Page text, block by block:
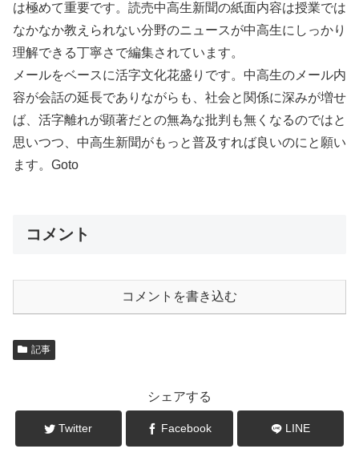
は極めて重要です。読売中高生新聞の紙面内容は授業では
なかなか教えられない分野のニュースが中高生にしっかり
理解できる丁寧さで編集されています。
メールをベースに活字文化花盛りです。中高生のメール内
容が会話の延長でありながらも、社会と関係に深みが増せ
ば、活字離れが顕著だとの無為な批判も無くなるのではと
思いつつ、中高生新聞がもっと普及すれば良いのにと願い
ます。Goto
コメント
コメントを書き込む
記事
シェアする
Twitter Facebook LINE